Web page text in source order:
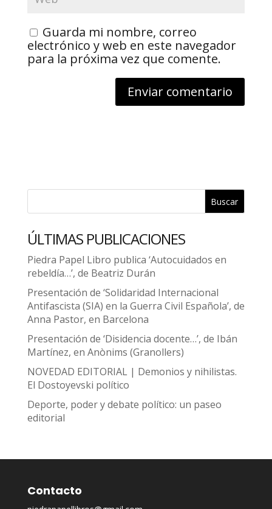
Guarda mi nombre, correo
electrónico y web en este navegador
para la próxima vez que comente.
Buscar
ÚLTIMAS PUBLICACIONES
Piedra Papel Libro publica ‘Autocuidados en
rebeldía…’, de Beatriz Durán
Presentación de ‘Solidaridad Internacional
Antifascista (SIA) en la Guerra Civil Española’, de
Anna Pastor, en Barcelona
Presentación de ‘Disidencia docente…’, de Ibán
Martínez, en Anònims (Granollers)
NOVEDAD EDITORIAL | Demonios y nihilistas.
El Dostoyevski político
Deporte, poder y debate político: un paseo
editorial
Contacto